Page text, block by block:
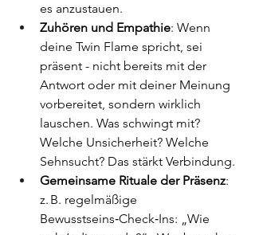
es anzustauen.
Zuhören und Empathie: Wenn
deine Twin Flame spricht, sei
präsent - nicht bereits mit der
Antwort oder mit deiner Meinung
vorbereitet, sondern wirklich
lauschen. Was schwingt mit?
Welche Unsicherheit? Welche
Sehnsucht? Das stärkt Verbindung.
Gemeinsame Rituale der Präsenz:
z. B. regelmäßige
Bewusstseins‑Check‑Ins: „Wie